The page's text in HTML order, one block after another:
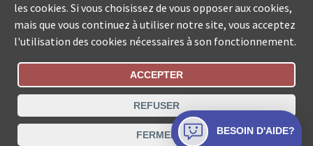
Statut De La Commande
Recherche des offices de Suisse
Protection des données Mentions légales
les cookies. Si vous choisissez de vous opposer aux cookies,
mais que vous continuez à utiliser notre site, vous acceptez
l'utilisation des cookies nécessaires à son fonctionnement.
ACCEPTER
REFUSER
FERMER BESOIN D'AIDE?